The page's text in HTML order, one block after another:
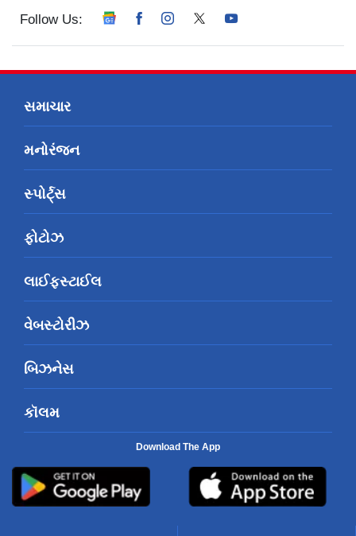
Follow Us:
સમાચાર
મનોરંજન
સ્પોર્ટ્સ
ફોટોઝ
લાઈફસ્ટાઈલ
વેબસ્ટોરીઝ
બિઝનેસ
કૉલમ
Download The App